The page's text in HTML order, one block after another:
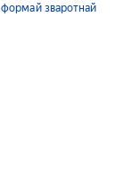
формай зваротнай